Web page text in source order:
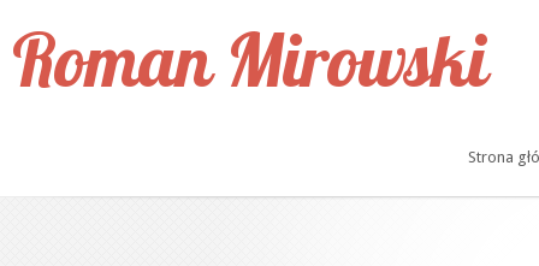
Roman Mirowski
Strona